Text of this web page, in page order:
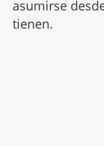
asumirse
tienen.